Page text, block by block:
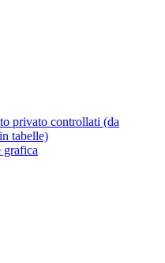
privato controllati (da
tabelle)
grafica